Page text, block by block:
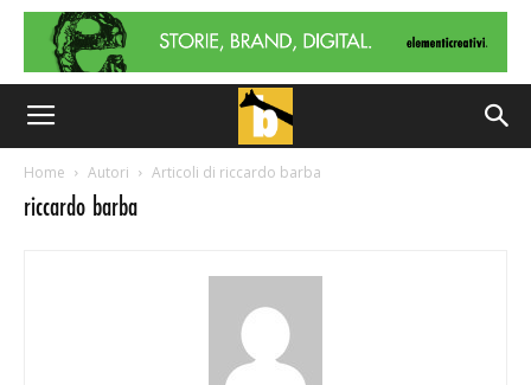
Home Autori Articoli di riccardo barba
riccardo barba